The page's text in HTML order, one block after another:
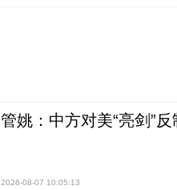
管姚：中方对美“亮剑”
2026-08-07 10:05:13